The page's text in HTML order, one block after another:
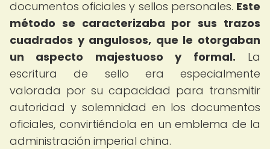
documentos oficiales y sellos personales. Este
método se caracterizaba por sus trazos
cuadrados y angulosos, que le otorgaban
un aspecto majestuoso y formal. La
escritura de sello era especialmente
valorada por su capacidad para transmitir
autoridad y solemnidad en los documentos
oficiales, convirtiéndola en un emblema de la
administración imperial china.